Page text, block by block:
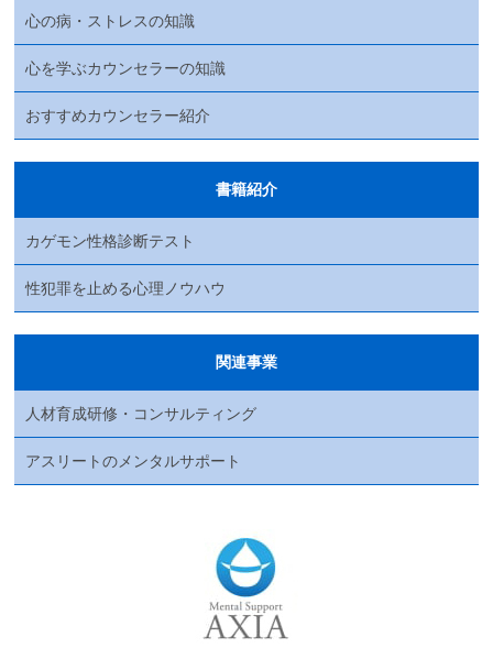
心の病・ストレスの知識
心を学ぶカウンセラーの知識
おすすめカウンセラー紹介
書籍紹介
カゲモン性格診断テスト
性犯罪を止める心理ノウハウ
関連事業
人材育成研修・コンサルティング
アスリートのメンタルサポート